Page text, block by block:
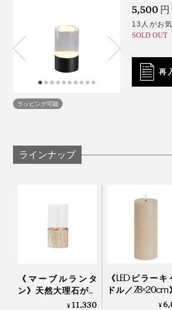
族より先に帰宅しても、不思議と「
ているよう。
真っ暗な部屋に帰るよりも、ホッと
る。仕事モードからリラックスモー
り替えてくれます。
スペック表には書ききれない魅力で
火気のある場所、異常な高温・
は控えてください。
水没した場合、落下などの衝撃
使用を控えてください。
充電が完了したら、速やかに充
さい。
電池残量が少ない状態で保管す
ります。長期に使用しない場合
充電中の使用は控えてください。
ラッピング可能
5,500
13人がお
SOLD OUT
再
ラインナップ
《マーブルランタ
ン》天然大理石が灯
りを引き立てる「キ
¥11,330
《LEDピラーキ
ドル／7.8×20cm
ディは本物のロ
¥